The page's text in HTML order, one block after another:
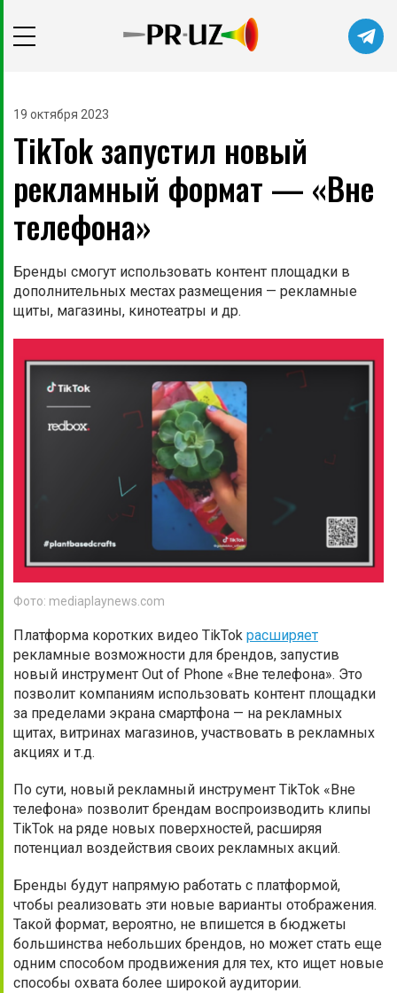
19 октября 2023
TikTok запустил новый
рекламный формат — «Вне
телефона»
Бренды смогут использовать контент площадки в
дополнительных местах размещения — рекламные
щиты, магазины, кинотеатры и др.
Фото: mediaplaynews.com
Платформа коротких видео TikTok расширяет
рекламные возможности для брендов, запустив
новый инструмент Out of Phone «Вне телефона». Это
позволит компаниям использовать контент площадки
за пределами экрана смартфона — на рекламных
щитах, витринах магазинов, участвовать в рекламных
акциях и т.д.
По сути, новый рекламный инструмент TikTok «Вне
телефона» позволит брендам воспроизводить клипы
TikTok на ряде новых поверхностей, расширяя
потенциал воздействия своих рекламных акций.
Бренды будут напрямую работать с платформой,
чтобы реализовать эти новые варианты отображения.
Такой формат, вероятно, не впишется в бюджеты
большинства небольших брендов, но может стать еще
одним способом продвижения для тех, кто ищет новые
способы охвата более широкой аудитории.